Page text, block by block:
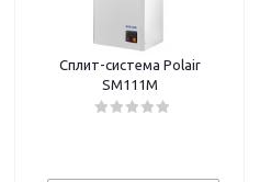
Сплит-система Polair
SM111M